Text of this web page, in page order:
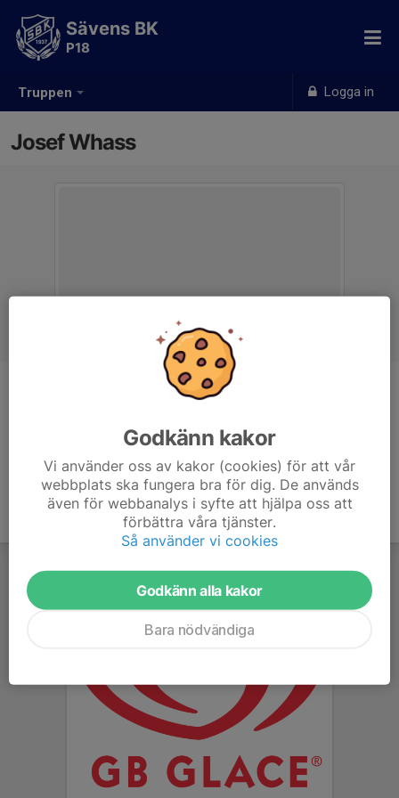
Truppen Logga in
Sävens BK
P18
Josef Whass
Ledare
Godkänn kakor
Vi använder oss av kakor (cookies) för att vår
webbplats ska fungera bra för dig. De används
även för webbanalys i syfte att hjälpa oss att
förbättra våra tjänster.
Så använder vi cookies
Godkänn alla kakor
Bara nödvändiga